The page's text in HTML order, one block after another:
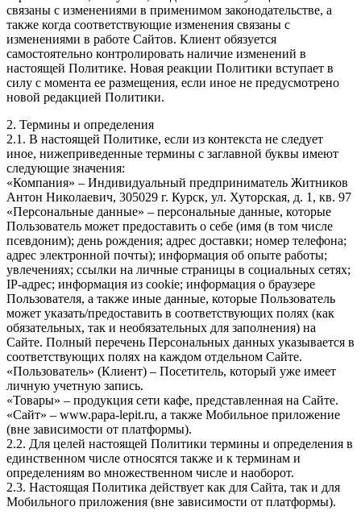
связаны с изменениями в применимом законодательстве, а
также когда соответствующие изменения связаны с
изменениями в работе Сайтов. Клиент обязуется
самостоятельно контролировать наличие изменений в
настоящей Политике. Новая реакции Политики вступает в
силу с момента ее размещения, если иное не предусмотрено
новой редакцией Политики.
2. Термины и определения
2.1. В настоящей Политике, если из контекста не следует
иное, нижеприведенные термины с заглавной буквы имеют
следующие значения:
«Компания» – Индивидуальный предприниматель Житников
Антон Николаевич, 305029 г. Курск, ул. Хуторская, д. 1, кв. 97
«Персональные данные» – персональные данные, которые
Пользователь может предоставить о себе (имя (в том числе
псевдоним); день рождения; адрес доставки; номер телефона;
адрес электронной почты); информация об опыте работы;
увлечениях; ссылки на личные страницы в социальных сетях;
IP-адрес; информация из cookie; информация о браузере
Пользователя, а также иные данные, которые Пользователь
может указать/предоставить в соответствующих полях (как
обязательных, так и необязательных для заполнения) на
Сайте. Полный перечень Персональных данных указывается в
соответствующих полях на каждом отдельном Сайте.
«Пользователь» (Клиент) – Посетитель, который уже имеет
личную учетную запись.
«Товары» – продукция сети кафе, представленная на Сайте.
«Сайт» – www.papa-lepit.ru, а также Мобильное приложение
(вне зависимости от платформы).
2.2. Для целей настоящей Политики термины и определения в
единственном числе относятся также и к терминам и
определениям во множественном числе и наоборот.
2.3. Настоящая Политика действует как для Сайта, так и для
Мобильного приложения (вне зависимости от платформы).